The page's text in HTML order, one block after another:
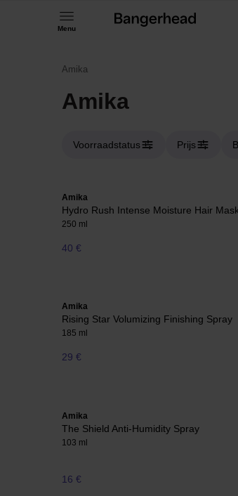
Menu
Amika
Amika
Voorraadstatus Prijs
Amika
Hydro Rush Intense Moisture Hair
250 ml
40 €
Amika
Rising Star Volumizing Finishing Spray
185 ml
29 €
Amika
The Shield Anti-Humidity Spray
103 ml
16 €